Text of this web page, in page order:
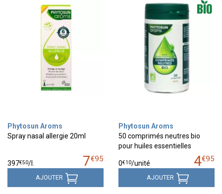
Phytosun Aroms
Spray nasal allergie 20ml
7€95
397€50/
AJOUTER
Phytosun Aroms
50 comprimés neutres bio
pour huiles essentielles
4€95
0€10/unité
AJOUTER